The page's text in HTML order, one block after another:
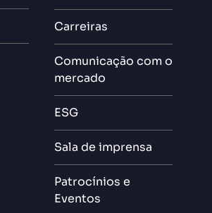
Carreiras
Comunicação com o
mercado
ESG
Sala de imprensa
Patrocínios e
Eventos